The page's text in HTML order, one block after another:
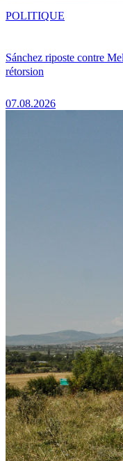
Sánchez riposte contre
rétorsion
07.08.2026
POLITIQUE